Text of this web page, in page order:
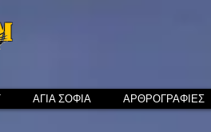
ΑΓΙΑ ΣΟΦΙΑ ΑΡΘΡΟΓΡΑΦΙΕΣ